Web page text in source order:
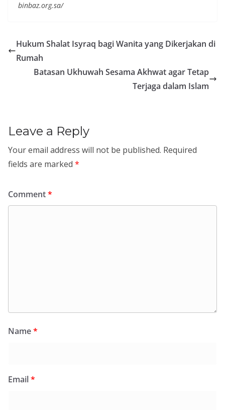
binbaz.org.sa/
Hukum Shalat Isyraq bagi Wanita yang Dikerjakan di
Rumah
Batasan Ukhuwah Sesama Akhwat agar Tetap
Terjaga dalam Islam
Leave a Reply
Your email address will not be published. Required
fields are marked *
Comment*
Name*
Email*